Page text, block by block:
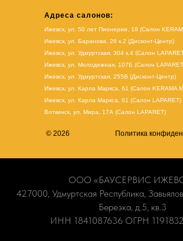
Адреса салонов:
Ижевск, ул. 50 лет Пионерии, 18 (Салон
Ижевск, ул. Баранова, 26 к.2 (Дисконт-Центр)
Ижевск, ул. Удмуртская, 304 к.4 (Салон
Ижевск, ул. Молодежная, 107Б (Салон
Ижевск, ул. Удмуртская, 255В (Дисконт-Центр)
Ижевск, ул. Карла Маркса, 61 (Салон KERAMA
Ижевск, ул. Карла Маркса, 61 (Салон LAPARET)
Воткинск, ул. Мира, 17А (Салон LAPARET)
© 2026 Политика
ООО «БАУСЕРВИС
427000, Удмуртская Республика,
Березка, д.5, кв.3
ИНН 1841087636 ОГРН